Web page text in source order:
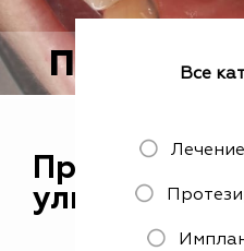
Все
После
улыбки